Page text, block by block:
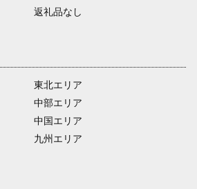
返礼品なし
東北エリア
中部エリア
中国エリア
九州エリア